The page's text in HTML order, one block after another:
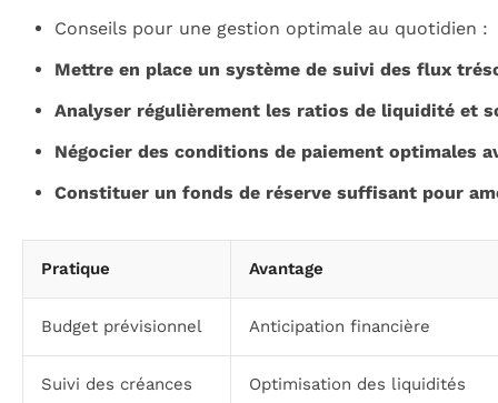
Conseils pour une gestion optimale au quotidien :
Mettre en place un système de suivi des flux
Analyser régulièrement les ratios de liquidité et
Négocier des conditions de paiement optimales
Constituer un fonds de réserve suffisant pour
Pratique Avantage
Budget prévisionnel Anticipation financière
Suivi des créances Optimisation des liquidités